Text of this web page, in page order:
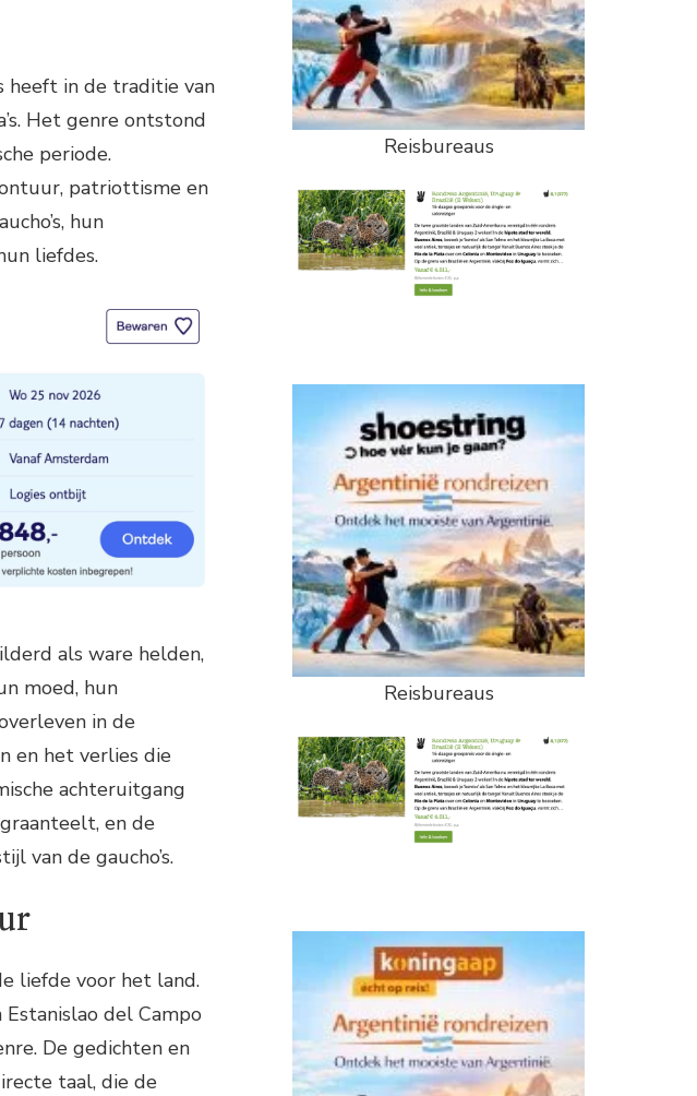
heeft in de traditie van
Het genre ontstond
periode.
patriottisme en
hun
liefdes.
als ware helden,
moed, hun
in de
en het verlies die
achteruitgang
en de
van de gaucho’s.
liefde voor het land.
del Campo
De gedichten en
taal, die de
Reisbureaus
Reisbureaus